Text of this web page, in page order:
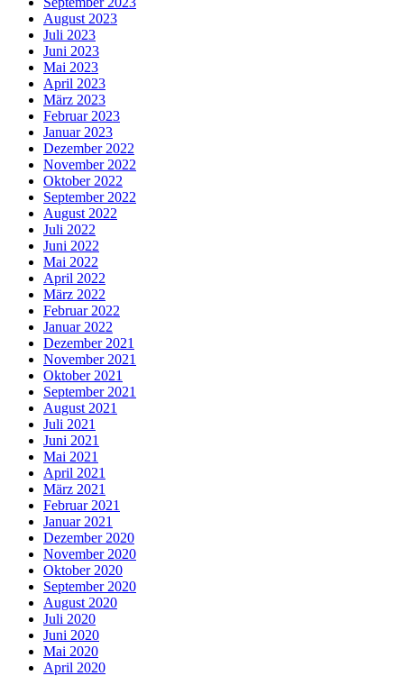
August 2023
Juli 2023
Juni 2023
Mai 2023
April 2023
März 2023
Februar 2023
Januar 2023
Dezember 2022
November 2022
Oktober 2022
September 2022
August 2022
Juli 2022
Juni 2022
Mai 2022
April 2022
März 2022
Februar 2022
Januar 2022
Dezember 2021
November 2021
Oktober 2021
September 2021
August 2021
Juli 2021
Juni 2021
Mai 2021
April 2021
März 2021
Februar 2021
Januar 2021
Dezember 2020
November 2020
Oktober 2020
September 2020
August 2020
Juli 2020
Juni 2020
Mai 2020
April 2020